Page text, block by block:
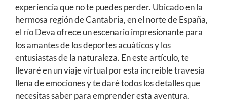
experiencia que no te puedes perder. Ubicado en la
hermosa región de Cantabria, en el norte de España,
el río Deva ofrece un escenario impresionante para
los amantes de los deportes acuáticos y los
entusiastas de la naturaleza. En este artículo, te
llevaré en un viaje virtual por esta increíble travesía
llena de emociones y te daré todos los detalles que
necesitas saber para emprender esta aventura.